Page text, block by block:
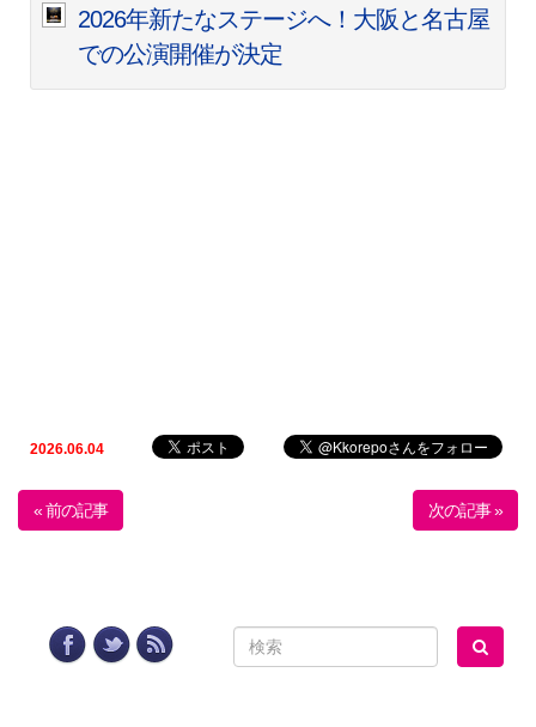
2026年新たなステージへ！大阪と名古屋
での公演開催が決定
2026.06.04
« 前の記事 次の記事 »